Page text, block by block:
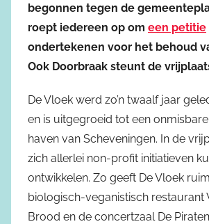
begonnen tegen de
roept iedereen op om een petitie
ondertekenen voor het behoud
Ook Doorbraak steunt de
De Vloek werd zo’n twaalf jaar
en is uitgegroeid tot een
haven van Scheveningen. In de
zich allerlei non-profit initiatieven
ontwikkelen. Zo geeft De Vloek
biologisch-veganistisch restaurant
Brood en de concertzaal De